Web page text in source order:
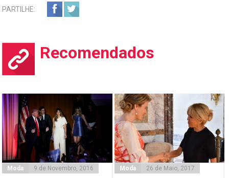
PARTILHE:
Recomendados
Moda 9 de Novembro, 2016 Moda 26 de Maio, 2017